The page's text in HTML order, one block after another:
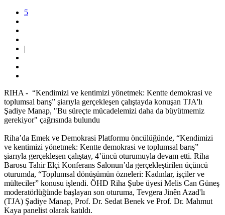
5
|
RIHA - “Kendimizi ve kentimizi yönetmek: Kentte demokrasi ve
toplumsal barış” şiarıyla gerçekleşen çalıştayda konuşan TJA'lı
Şadiye Manap, "Bu süreçte mücadelemizi daha da büyütmemiz
gerekiyor" çağrısında bulundu
Riha’da Emek ve Demokrasi Platformu öncülüğünde, “Kendimizi
ve kentimizi yönetmek: Kentte demokrasi ve toplumsal barış”
şiarıyla gerçekleşen çalıştay, 4’üncü oturumuyla devam etti. Riha
Barosu Tahir Elçi Konferans Salonun’da gerçekleştirilen üçüncü
oturumda, “Toplumsal dönüşümün özneleri: Kadınlar, işçiler ve
mülteciler” konusu işlendi. ÖHD Riha Şube üyesi Melis Can Güneş
moderatörlüğünde başlayan son oturuma, Tevgera Jinên Azad'lı
(TJA) Şadiye Manap, Prof. Dr. Sedat Benek ve Prof. Dr. Mahmut
Kaya panelist olarak katıldı.